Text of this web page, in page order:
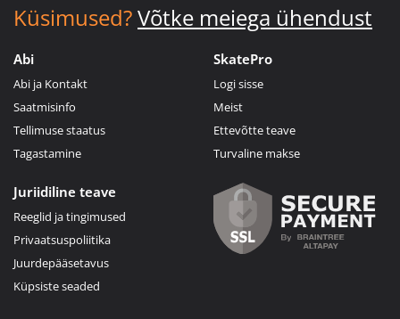
Küsimused?Võtke meiega ühendust
Abi
Abi ja Kontakt
Saatmisinfo
Tellimuse staatus
Tagastamine
SkatePro
Logi sisse
Meist
Ettevõtte teave
Turvaline makse
Juriidiline teave
Reeglid ja tingimused
Privaatsuspoliitika
Juurdepääsetavus
Küpsiste seaded